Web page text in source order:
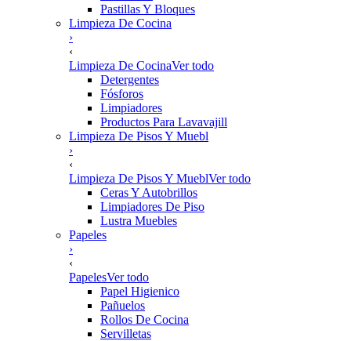
Pastillas Y Bloques
Limpieza De Cocina
›
‹
Limpieza De CocinaVer todo
Detergentes
Fósforos
Limpiadores
Productos Para Lavavajill
Limpieza De Pisos Y Muebl
›
‹
Limpieza De Pisos Y MueblVer todo
Ceras Y Autobrillos
Limpiadores De Piso
Lustra Muebles
Papeles
›
‹
PapelesVer todo
Papel Higienico
Pañuelos
Rollos De Cocina
Servilletas